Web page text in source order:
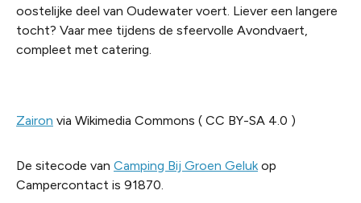
oostelijke deel van Oudewater voert. Liever een langere
tocht? Vaar mee tijdens de sfeervolle Avondvaert,
compleet met catering.
Zairon via Wikimedia Commons ( CC BY-SA 4.0 )
De sitecode van Camping Bij Groen Geluk op
Campercontact is 91870.